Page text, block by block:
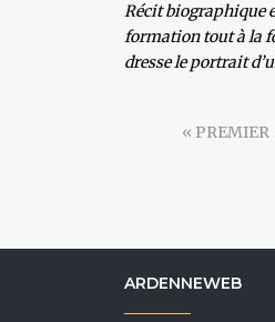
Récit biographique
formation tout à la
dresse le portrait
« PREMIER
ARDENNEWEB